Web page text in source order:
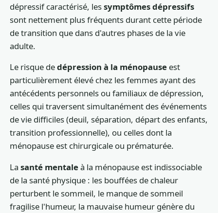
dépressif caractérisé, lessymptômes dépressifs
sont nettement plus fréquents durant cette période
de transition que dans d'autres phases de la vie
adulte.
Le risque dedépression à la ménopause est
particulièrement élevé chez les femmes ayant des
antécédents personnels ou familiaux de dépression,
celles qui traversent simultanément des événements
de vie difficiles (deuil, séparation, départ des enfants,
transition professionnelle), ou celles dont la
ménopause est chirurgicale ou prématurée.
La santé mentaleà la ménopause est indissociable
de la santé physique : les bouffées de chaleur
perturbent le sommeil, le manque de sommeil
fragilise l'humeur, la mauvaise humeur génère du